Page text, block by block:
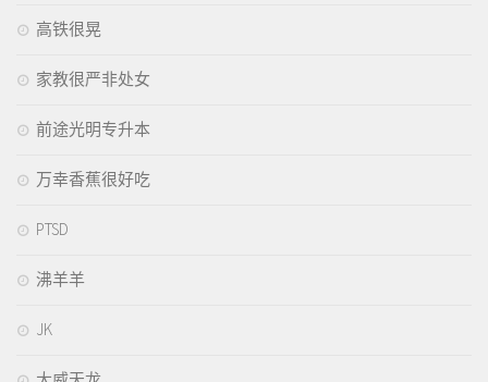
高铁很晃
家教很严非处女
前途光明专升本
万幸香蕉很好吃
PTSD
沸羊羊
JK